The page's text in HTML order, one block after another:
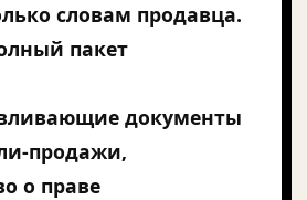
словам продавца.
пакет
документы
продажи,
о праве